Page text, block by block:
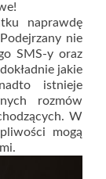
naprawdę
nie
SMS-y oraz
jakie
istnieje
rozmów
W
mogą